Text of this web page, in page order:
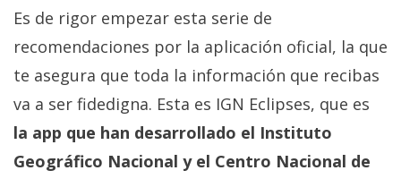
Es de rigor empezar esta serie de
recomendaciones por la aplicación oficial, la que
te asegura que toda la información que recibas
va a ser fidedigna. Esta es IGN Eclipses, que es
la app que han desarrollado el Instituto
Geográfico Nacional y el Centro Nacional de